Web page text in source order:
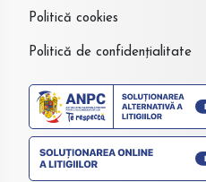
Politică cookies
Politică de confidențialitate